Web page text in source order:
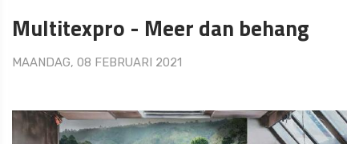
Multitexpro - Meer dan behang
MAANDAG, 08 FEBRUARI 2021